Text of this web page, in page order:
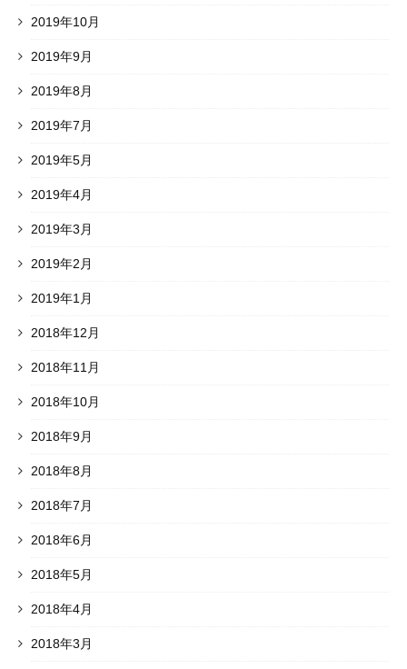
2019年10月
2019年9月
2019年8月
2019年7月
2019年5月
2019年4月
2019年3月
2019年2月
2019年1月
2018年12月
2018年11月
2018年10月
2018年9月
2018年8月
2018年7月
2018年6月
2018年5月
2018年4月
2018年3月